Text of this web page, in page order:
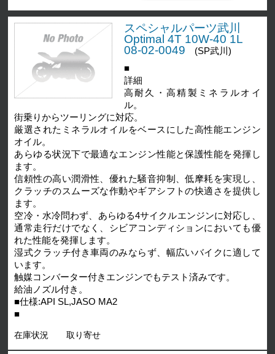
スペシャルパーツ武川
Optimal 4T 10W-40 1L
08-02-0049
(SP武川)
■
詳細
高耐久・高精製ミネラルオイ
ル。
街乗りからツーリングに対応。
厳選されたミネラルオイルをベースにした高性能エンジン
オイル。
あらゆる状況下で最適なエンジン性能と保護性能を発揮し
ます。
信頼性の高い潤滑性、優れた騒音抑制、低摩耗を実現し、
クラッチのスムーズな作動やギアシフトの快適さを提供し
ます。
空冷・水冷問わず、あらゆる4サイクルエンジンに対応し、
通常走行だけでなく、シビアコンディションにおいても優
れた性能を発揮します。
湿式クラッチ付き車両のみならず、幅広いバイクに適して
います。
触媒コンバーター付きエンジンでもテスト済みです。
給油ノズル付き。
■仕様:API SL,JASO MA2
■
在庫状況 取り寄せ